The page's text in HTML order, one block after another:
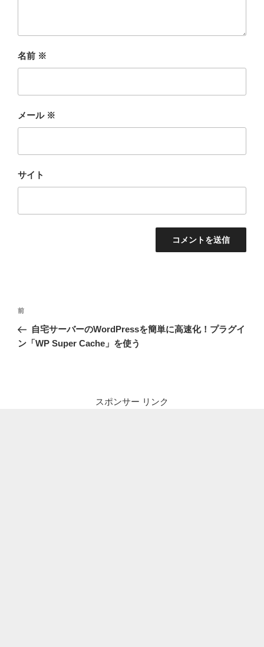
名前 ※
メール ※
サイト
投
ナ
前
の
投
前
自宅サーバーのWordPressを簡単に高速化！プラグイ
ン「WP Super Cache」を使う
スポンサー リンク